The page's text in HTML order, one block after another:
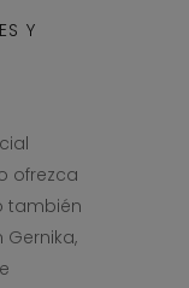
Y
ofrezca
también
Gernika,